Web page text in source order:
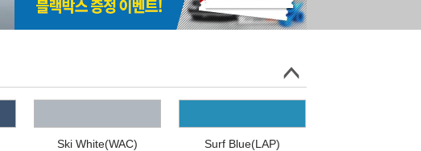
Ski White(WAC) Surf Blue(LAP)